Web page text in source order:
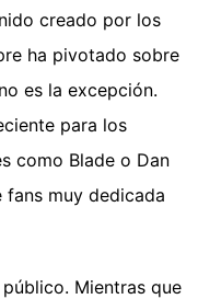
creado por los
ha pivotado sobre
es la excepción.
para los
como Blade o Dan
fans muy dedicada
Mientras que